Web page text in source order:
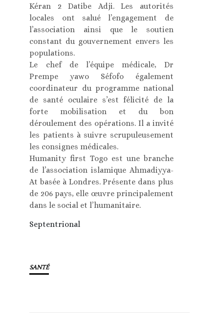
Kéran 2 Datibe Adji. Les autorités
locales ont salué l’engagement de
l’association ainsi que le soutien
constant du gouvernement envers les
populations.
Le chef de l’équipe médicale, Dr
Prempe yawo Séfofo également
coordinateur du programme national
de santé oculaire s’est félicité de la
forte mobilisation et du bon
déroulement des opérations. Il a invité
les patients à suivre scrupuleusement
les consignes médicales.
Humanity first Togo est une branche
de l’association islamique Ahmadiyya-
At basée à Londres. Présente dans plus
de 206 pays, elle œuvre principalement
dans le social et l’humanitaire.
Septentrional
SANTÉ